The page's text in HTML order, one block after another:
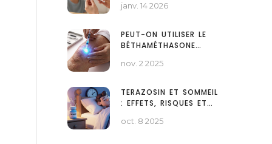
DISPOSITIFS DE MESURE
MÉDICAMENTS LIQUIDES
janv. 14 2026
PEUT-ON UTILISER LE
BÉTHAMÉTHASONE
L'ARTHRITE
nov. 2 2025
TERAZOSIN ET SOMMEIL
: EFFETS, RISQUES ET
oct. 8 2025